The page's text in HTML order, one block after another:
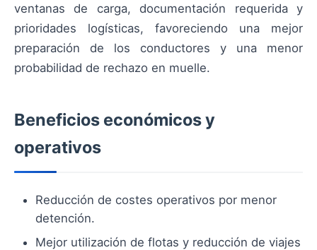
ventanas de carga, documentación requerida y
prioridades logísticas, favoreciendo una mejor
preparación de los conductores y una menor
probabilidad de rechazo en muelle.
Beneficios económicos y
operativos
Reducción de costes operativos por menor
detención.
Mejor utilización de flotas y reducción de viajes